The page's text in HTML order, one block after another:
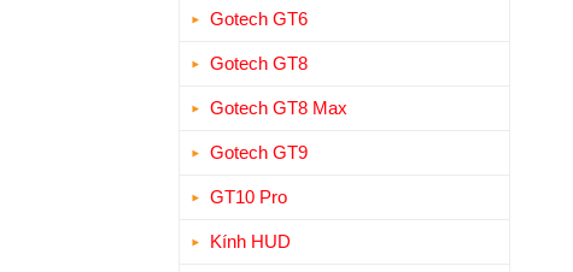
Gotech GT6
Gotech GT8
Gotech GT8 Max
Gotech GT9
GT10 Pro
Kính HUD